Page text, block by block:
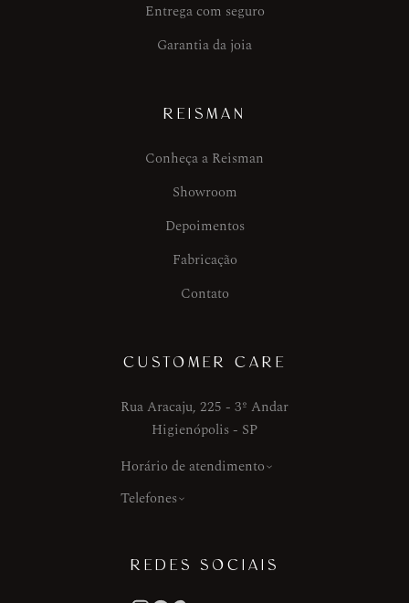
Entrega com seguro
Garantia da joia
REISMAN
Conheça a Reisman
Showroom
Depoimentos
Fabricação
Contato
CUSTOMER CARE
Rua Aracaju, 225 - 3º Andar
Higienópolis - SP
Horário de atendimento
Telefones
REDES SOCIAIS